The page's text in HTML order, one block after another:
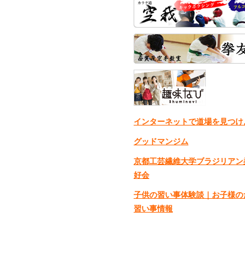
インターネットで道場を見つけ
グッドマンジム
京都工芸繊維大学ブラジリアン
好会
子供の習い事体験談｜お子様の
習い事情報